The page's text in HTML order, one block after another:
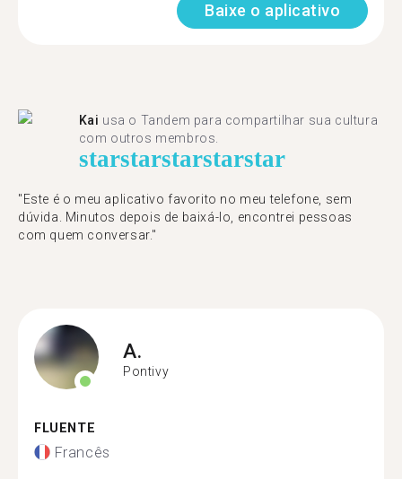
Baixe o aplicativo
Kai usa o Tandem para compartilhar sua cultura
com outros membros.
starstarstarstarstar
"Este é o meu aplicativo favorito no meu telefone, sem
dúvida. Minutos depois de baixá-lo, encontrei pessoas
com quem conversar."
A.
Pontivy
FLUENTE
Francês